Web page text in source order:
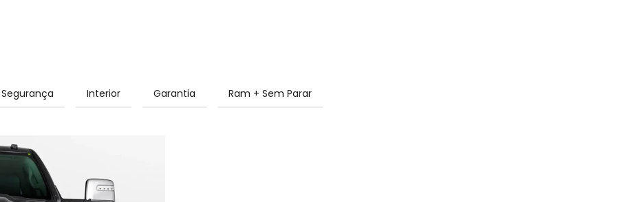
Segurança Interior Garantia Ram + Sem Parar